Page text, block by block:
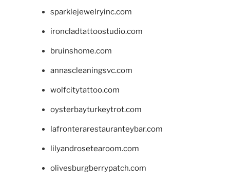
sparklejewelryinc.com
ironcladtattoostudio.com
bruinshome.com
annascleaningsvc.com
wolfcitytattoo.com
oysterbayturkeytrot.com
lafronterarestauranteybar.com
lilyandrosetearoom.com
olivesburgberrypatch.com